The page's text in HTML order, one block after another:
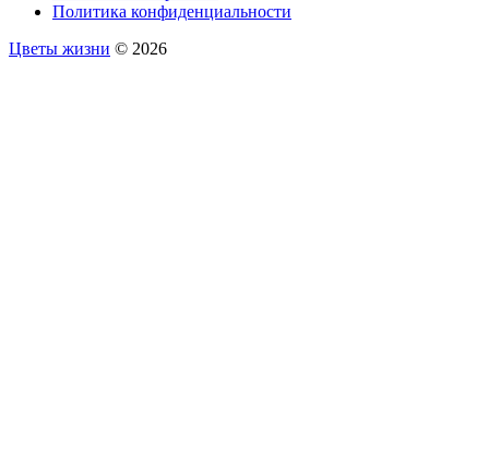
Политика конфиденциальности
Цветы жизни © 2026